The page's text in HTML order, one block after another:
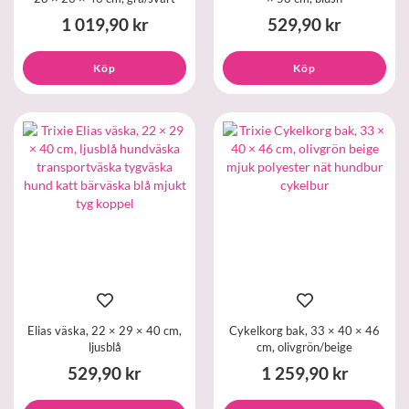
1 019,90 kr
Köp
529,90 kr
Köp
Elias väska, 22 × 29 × 40 cm,
ljusblå
529,90 kr
Cykelkorg bak, 33 × 40 × 46
cm, olivgrön/beige
1 259,90 kr